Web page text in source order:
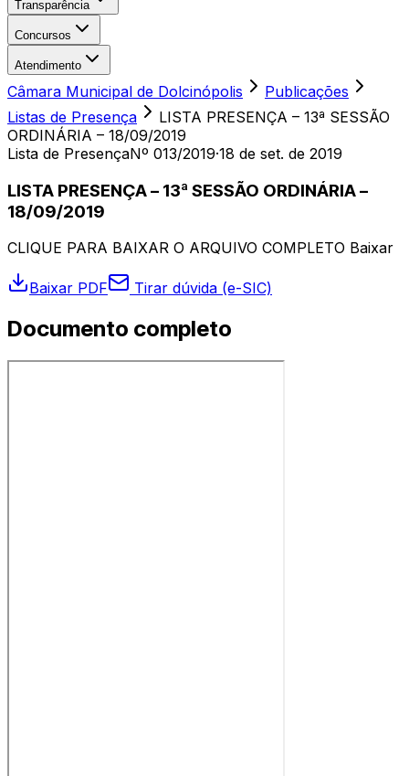
Transparência
Concursos
Atendimento
Câmara Municipal de Dolcinópolis
Publicações
Listas de Presença
LISTA PRESENÇA – 13ª SESSÃO
ORDINÁRIA – 18/09/2019
Lista de PresençaNº 013/2019·18 de set. de 2019
LISTA PRESENÇA – 13ª SESSÃO ORDINÁRIA –
18/09/2019
CLIQUE PARA BAIXAR O ARQUIVO COMPLETO Baixar
Baixar PDF Tirar dúvida (e-SIC)
Documento completo